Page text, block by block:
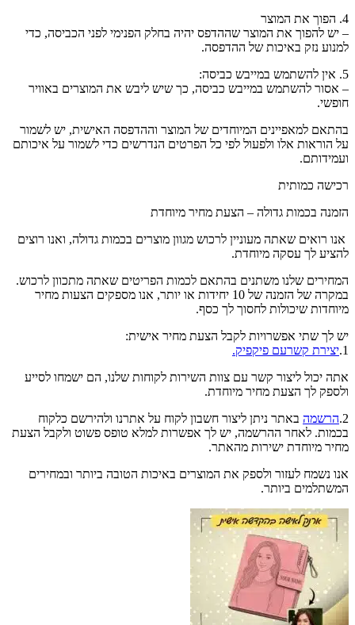
4. הפוך את המוצר
– יש להפוך את המוצר שההדפס יהיה בחלק הפנימי לפני הכביסה, כדי
למנוע נזק באיכות של ההדפסה.
5. אין להשתמש במייבש כביסה:
– אסור להשתמש במייבש כביסה, כך שיש ליבש את המוצרים באוויר
חופשי.
בהתאם למאפיינים המיוחדים של המוצר וההדפסה האישית, יש לשמור
על הוראות אלו ולפעול לפי כל הפרטים הנדרשים כדי לשמור על איכותם
ועמידותם.
רכישה כמותית
הזמנה בכמות גדולה – הצעת מחיר מיוחדת
אנו רואים שאתה מעוניין לרכוש מגוון מוצרים בכמות גדולה, ואנו רוצים
להציע לך עסקה מיוחדת.
המחירים שלנו משתנים בהתאם לכמות הפריטים שאתה מתכוון לרכוש.
במקרה של הזמנה של 10 יחידות או יותר, אנו מספקים הצעות מחיר
מיוחדות שיכולות לחסוך לך כסף.
יש לך שתי אפשרויות לקבל הצעת מחיר אישית:
1. יצירת קשרעם פיקפיק.
אתה יכול ליצור קשר עם צוות השירות לקוחות שלנו, הם ישמחו לסייע
ולספק לך הצעת מחיר מיוחדת.
2. הרשמה באתר ניתן ליצור חשבון לקוח על אתרנו ולהירשם כלקוח
בכמות. לאחר ההרשמה, יש לך אפשרות למלא טופס פשוט ולקבל הצעת
מחיר מיוחדת ישירות מהאתר.
אנו נשמח לעזור ולספק את המוצרים באיכות הטובה ביותר ובמחירים
המשתלמים ביותר.